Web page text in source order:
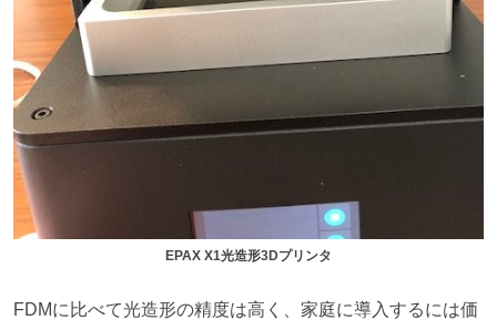
EPAX X1光造形3Dプリンタ
FDMに比べて光造形の精度は高く、家庭に導入するには価